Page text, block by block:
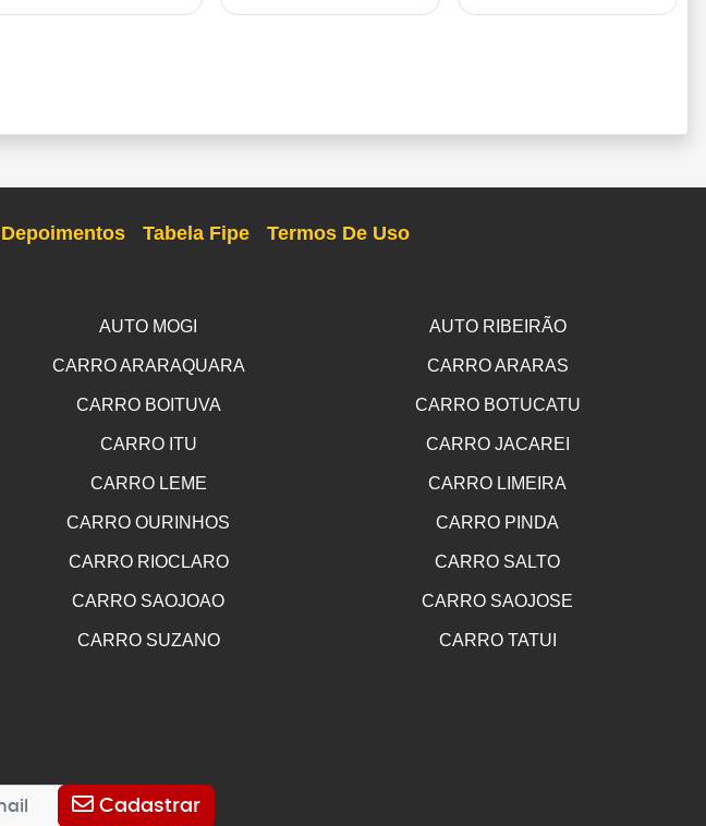
Depoimentos Tabela Fipe Termos De Uso
AUTO MOGI AUTO RIBEIRÃO
CARRO ARARAQUARA CARRO ARARAS
CARRO BOITUVA CARRO BOTUCATU
CARRO ITU CARRO JACAREI
CARRO LEME CARRO LIMEIRA
CARRO OURINHOS CARRO PINDA
CARRO RIOCLARO CARRO SALTO
CARRO SAOJOAO CARRO SAOJOSE
CARRO SUZANO CARRO TATUI
Cadastrar